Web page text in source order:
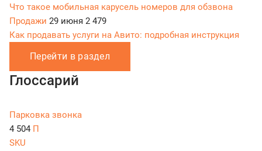
Что такое мобильная карусель номеров для обзвона
Продажи 29 июня 2 479
Как продавать услуги на Авито: подробная инструкция
Перейти в раздел
Глоссарий
Парковка звонка
4 504 П
SKU